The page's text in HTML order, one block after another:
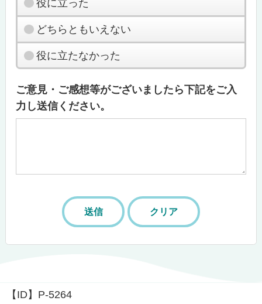
役に立った
どちらともいえない
役に立たなかった
ご意見・ご感想等がございましたら下記をご入
力し送信ください。
【ID】 P-5264